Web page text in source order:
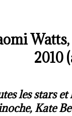
2010
les stars
Kate